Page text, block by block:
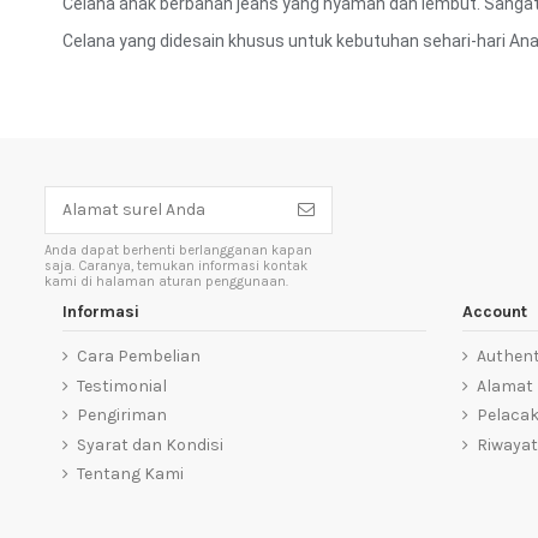
Celana yang didesain khusus untuk kebutuhan sehari-hari
Anda dapat berhenti berlangganan kapan
saja. Caranya, temukan informasi kontak
kami di halaman aturan penggunaan.
Informasi
Cara Pembelian
Testimonial
Pengiriman
Syarat dan Kondisi
Tentang Kami
Account
Alamat